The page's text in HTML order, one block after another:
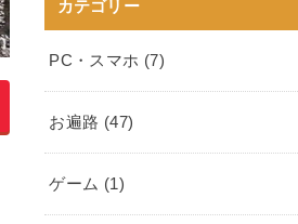
カテゴリー
PC・スマホ (7)
お遍路 (47)
ゲーム (1)